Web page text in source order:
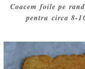
Coacem foile pe
pentru circa 8-